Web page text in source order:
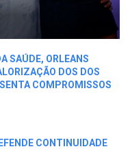
SAÚDE, ORLEANS
DOS DOS
COMPROMISSOS
CONTINUIDADE